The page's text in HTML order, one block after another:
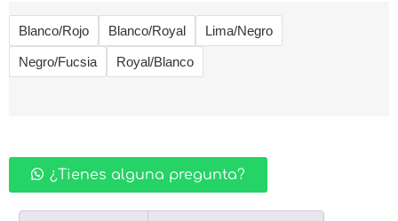
Blanco/Rojo Blanco/Royal Lima/Negro
Negro/Fucsia Royal/Blanco
¿Tienes alguna pregunta?